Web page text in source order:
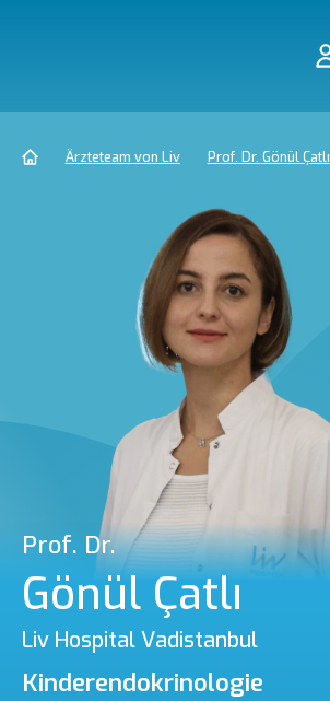
Ärzteteam von Liv Prof. Dr. Gönül Çatlı
Prof. Dr.
Gönül Çatlı
Liv Hospital Vadistanbul
Kinderendokrinologie